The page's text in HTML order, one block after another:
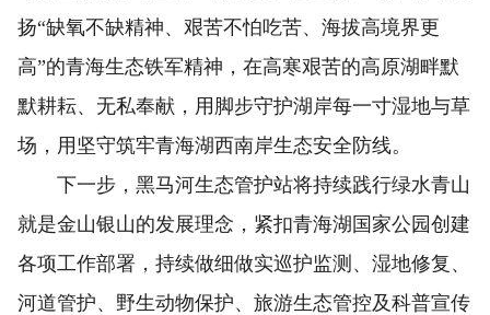
扬“缺氧不缺精神、艰苦不怕吃苦、海拔高境界更
高”的青海生态铁军精神，在高寒艰苦的高原湖畔默
默耕耘、无私奉献，用脚步守护湖岸每一寸湿地与草
场，用坚守筑牢青海湖西南岸生态安全防线。
下一步，黑马河生态管护站将持续践行绿水青山
就是金山银山的发展理念，紧扣青海湖国家公园创建
各项工作部署，持续做细做实巡护监测、湿地修复、
河道管护、野生动物保护、旅游生态管控及科普宣传